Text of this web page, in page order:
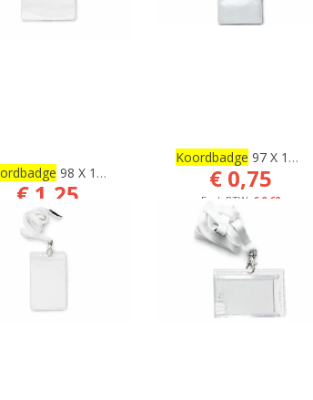
98 X 114 Mm
€ 1,25
€ 1,03
BESTELLEN
Koordbadge 97 X 125 Mm
€ 0,75
€ 0,62
BESTELLEN